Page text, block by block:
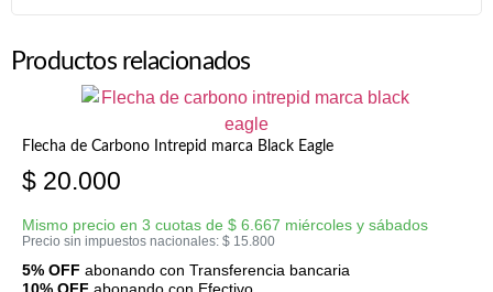
Productos relacionados
Flecha de Carbono Intrepid marca Black Eagle
$ 20.000
Mismo precio en 3 cuotas de $ 6.667 miércoles y sábados
Precio sin impuestos nacionales: $ 15.800
5% OFF abonando con Transferencia bancaria
10% OFF abonando con Efectivo